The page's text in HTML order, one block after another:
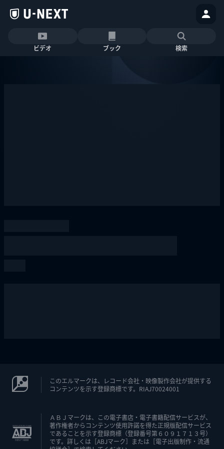
ビデオ ブック 検索
このエルマークは、レコード会社・映像製作会社が提供する
コンテンツを示す登録商標です。RIAJ70024001
ＡＢＪマークは、この電子書店・電子書籍配信サービスが、
著作権者からコンテンツ使用許諾を得た正規版配信サービス
であることを示す登録商標（登録番号第６０９１７１３号）
です。詳しくは［ABJマーク］または［電子出版制作・流通